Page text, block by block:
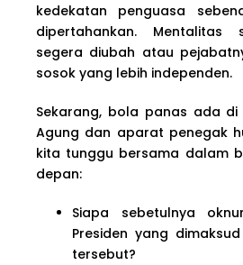
kedekatan penguasa
dipertahankan.
segera diubah atau
sosok yang lebih independen.
Sekarang, bola panas ada di
Agung dan aparat penegak
kita tunggu bersama dalam
depan:
Siapa sebetulnya
Presiden yang
tersebut?